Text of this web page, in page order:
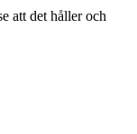
att det håller och